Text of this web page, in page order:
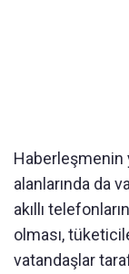
Haberleşmenin
alanlarında da
akıllı
olması,
vatandaşlar